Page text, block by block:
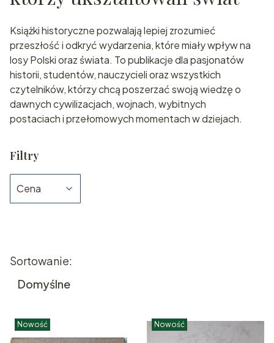
Książki historyczne pozwalają lepiej zrozumieć
przeszłość i odkryć wydarzenia, które miały wpływ na
losy Polski oraz świata. To publikacje dla pasjonatów
historii, studentów, nauczycieli oraz wszystkich
czytelników, którzy chcą poszerzać swoją wiedzę o
dawnych cywilizacjach, wojnach, wybitnych
postaciach i przełomowych momentach w dziejach.
Filtry
Cena
Lista produktów
Sortowanie:
Domyślne
Nowość Nowość